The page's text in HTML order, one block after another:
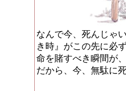
なんで今、死んじゃ
き時』がこの先に必
命を賭すべき瞬間が
だから、今、無駄に